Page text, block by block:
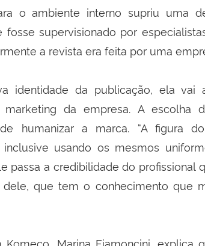
o ambiente interno supriu uma
fosse supervisionado por
a revista era feita por uma
identidade da publicação, ela
da empresa. A escolha
de humanizar a marca. “A figura
inclusive usando os mesmos
passa a credibilidade do profissional
dele, que tem o conhecimento que
Komeco, Marina Fiamoncini, explica